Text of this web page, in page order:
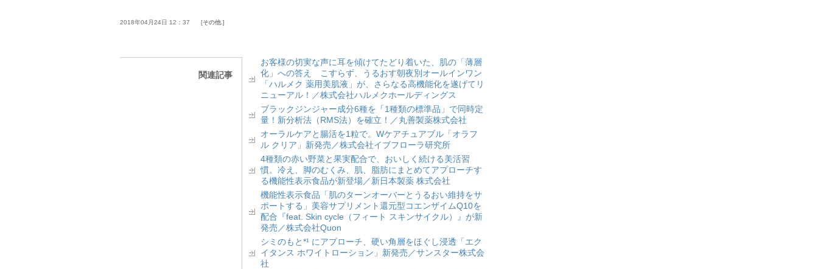
2018年04月24日 12：37 その他.
関連記事
お客様の切実な声に耳を傾けてたどり着いた、肌の「薄層
化」への答え こすらず、うるおす朝夜別オールインワン
「ハルメク 薬用美肌液」が、さらなる高機能化を遂げてリ
ニューアル！／株式会社ハルメクホールディングス
ブラックジンジャー成分6種を「1種類の標準品」で同時定
量！新分析法（RMS法）を確立！／丸善製薬株式会社
オーラルケアと腸活を1粒で。Wケアチュアブル「オラフ
ル クリア」新発売／株式会社イブフローラ研究所
4種類の赤い野菜と果実配合で、おいしく続ける美活習
慣。冷え、脚のむくみ、肌、脂肪にまとめてアプローチす
る機能性表示食品が新登場／新日本製薬 株式会社
機能性表示食品「肌のターンオーバーとうるおい維持をサ
ポートする」美容サプリメント還元型コエンザイムQ10を
配合『feat. Skin cycle（フィート スキンサイクル）』が新
発売／株式会社Quon
シミのもと*¹ にアプローチ、硬い角層をほぐし浸透「エク
イタンス ホワイトローション」新発売／サンスター株式会
社